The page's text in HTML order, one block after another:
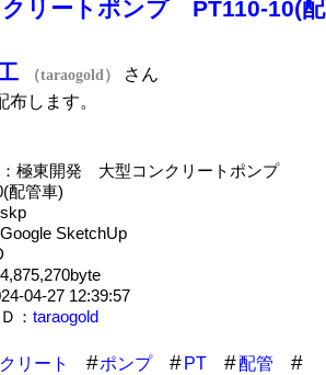
リートポンプ PT110-10(配
（taraogold）
さん
します。
：極東開発 大型コンクリートポンプ
配管車)
SketchUp
04-27 12:39:57
： taraogold
リート ポンプ PT
配管